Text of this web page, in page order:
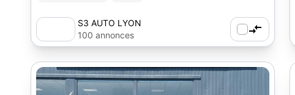
S3 AUTO LYON
100 annonces